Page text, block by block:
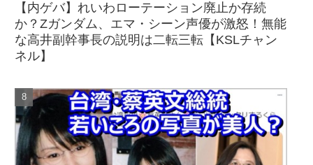
【内ゲバ】れいわローテーション廃止か存続
か？Zガンダム、エマ・シーン声優が激怒！無能
な高井副幹事長の説明は二転三転【KSLチャン
ネル】